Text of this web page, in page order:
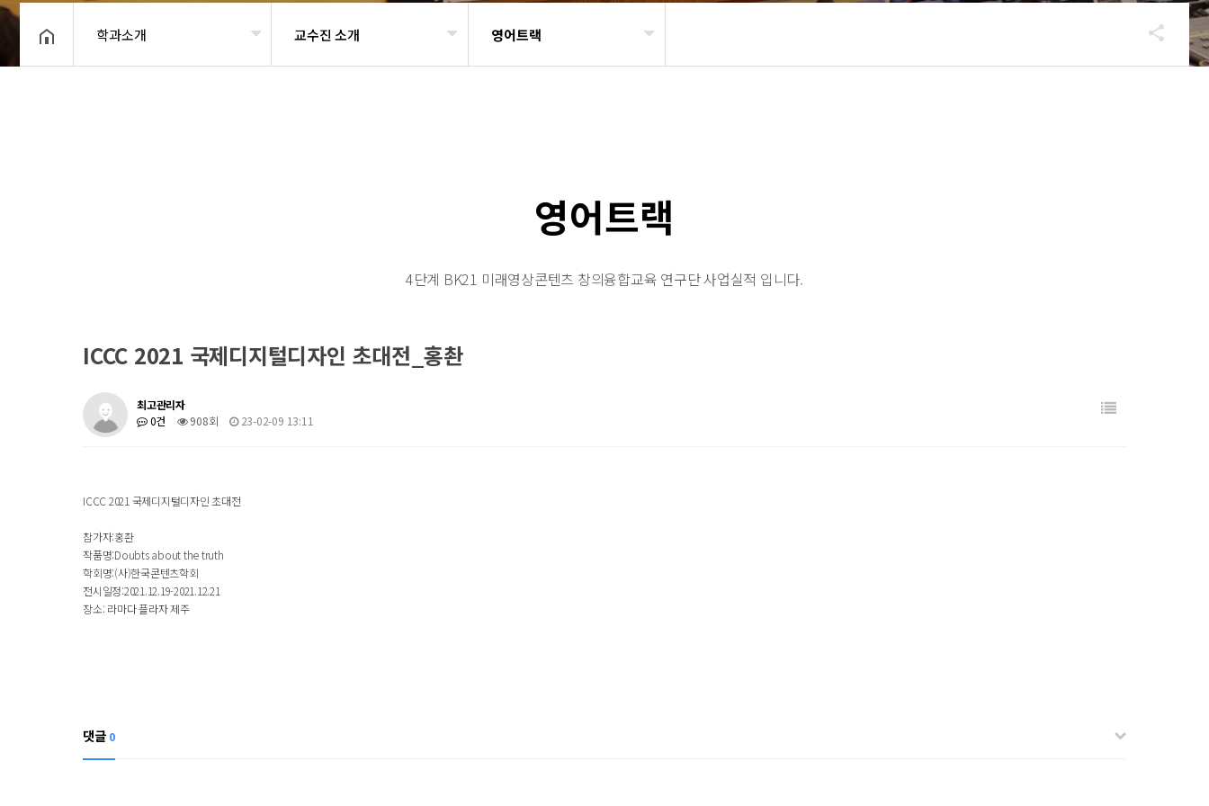
학과소개 교수진 소개 영어트랙
영어트랙
4단계 BK21 미래영상콘텐츠 창의융합교육 연구단 사업실적 입니다.
ICCC 2021 국제디지털디자인 초대전_홍촨
최고관리자
0건
908회 23-02-09 13:11
ICCC 2021 국제디지털디자인 초대전
참가자:홍촨
작품명:Doubts about the truth
학회명:(사)한국콘텐츠학회
전시일정:2021.12.19-2021.12.21
장소: 라마다 플라자 제주
댓글 0